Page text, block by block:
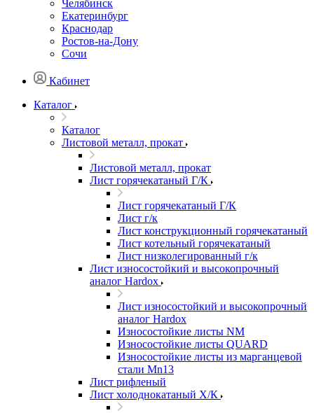
Челябинск
Екатеринбург
Краснодар
Ростов-на-Дону
Сочи
Кабинет
Каталог
Каталог
Листовой металл, прокат
Листовой металл, прокат
Лист горячекатаный Г/К
Лист горячекатаный Г/К
Лист г/к
Лист конструкционный горячекатаный
Лист котельный горячекатаный
Лист низколегированный г/к
Лист износостойкий и высокопрочный
аналог Hardox
Лист износостойкий и высокопрочный
аналог Hardox
Износостойкие листы NM
Износостойкие листы QUARD
Износостойкие листы из марганцевой
стали Mn13
Лист рифленый
Лист холоднокатаный Х/К